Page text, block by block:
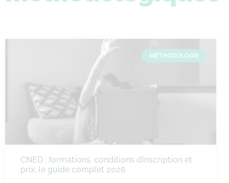
MÉTHODOLOGIE
CNED : formations, conditions d’inscription et
prix, le guide complet 2026